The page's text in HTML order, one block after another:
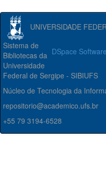
UNIVERSIDADE
DSpace Software
Sistema de
Bibliotecas da
Universidade
Federal de Sergipe - SIBIUFS
Núcleo de Tecnologia da
repositorio@academico.ufs.br
+55 79 3194-6528